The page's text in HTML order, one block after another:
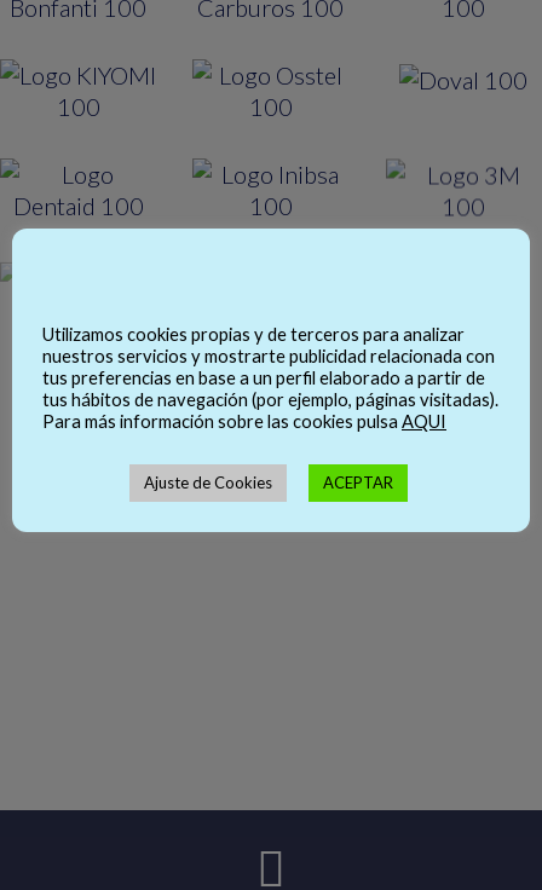
Utilizamos cookies propias y de terceros para analizar
nuestros servicios y mostrarte publicidad relacionada con
tus preferencias en base a un perfil elaborado a partir de
tus hábitos de navegación (por ejemplo, páginas visitadas).
Para más información sobre las cookies pulsa AQUI
Ajuste de Cookies ACEPTAR